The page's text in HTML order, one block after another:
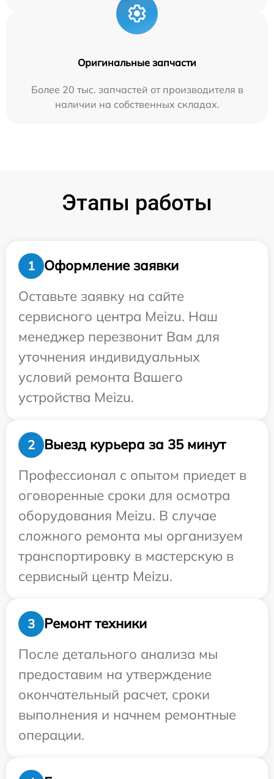
Оригинальные запчасти
Более 20 тыс. запчастей от производителя в
наличии на собственных складах.
Этапы работы
1
Оформление заявки
Оставьте заявку на сайте
сервисного центра Meizu. Наш
менеджер перезвонит Вам для
уточнения индивидуальных
условий ремонта Вашего
устройства Meizu.
2
Выезд курьера за 35 минут
Профессионал с опытом приедет в
оговоренные сроки для осмотра
оборудования Meizu. В случае
сложного ремонта мы организуем
транспортировку в мастерскую в
сервисный центр Meizu.
3
Ремонт техники
После детального анализа мы
предоставим на утверждение
окончательный расчет, сроки
выполнения и начнем ремонтные
операции.